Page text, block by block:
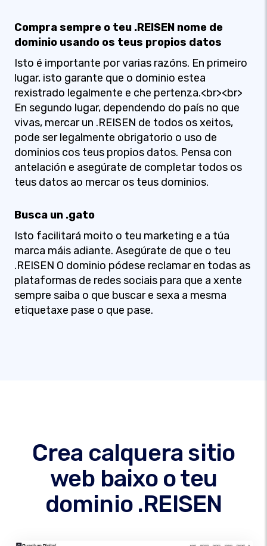
Compra sempre o teu .REISEN nome de
dominio usando os teus propios datos
Isto é importante por varias razóns. En primeiro
lugar, isto garante que o dominio estea
rexistrado legalmente e che pertenza.<br><br>
En segundo lugar, dependendo do país no que
vivas, mercar un .REISEN de todos os xeitos,
pode ser legalmente obrigatorio o uso de
dominios cos teus propios datos. Pensa con
antelación e asegúrate de completar todos os
teus datos ao mercar os teus dominios.
Busca un .gato
Isto facilitará moito o teu marketing e a túa
marca máis adiante. Asegúrate de que o teu
.REISEN O dominio pódese reclamar en todas as
plataformas de redes sociais para que a xente
sempre saiba o que buscar e sexa a mesma
etiquetaxe pase o que pase.
Crea calquera sitio
web baixo o teu
dominio .REISEN